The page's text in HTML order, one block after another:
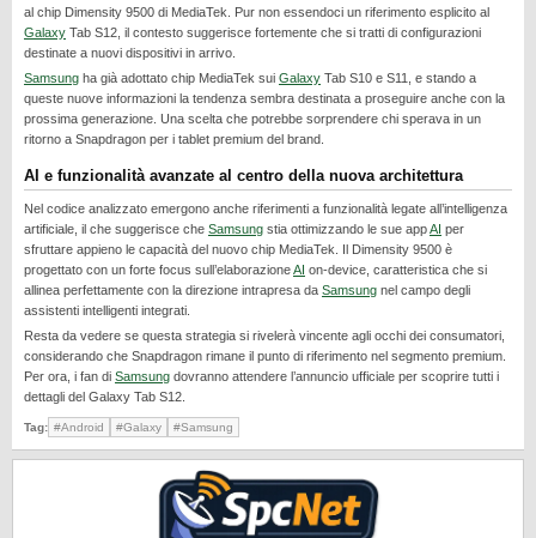
PIXEL
POCO
PRIVACY
REALME
SAMSUNG
SICUREZZA
SOFTWARE
SVILUPPARE ANDROID
XIAOMI
al chip Dimensity 9500 di MediaTek. Pur non essendoci un riferimento esplicito al
Galaxy Tab S12, il contesto suggerisce fortemente che si tratti di configurazioni
destinate a nuovi dispositivi in arrivo.
Samsung ha già adottato chip MediaTek sui Galaxy Tab S10 e S11, e stando a
queste nuove informazioni la tendenza sembra destinata a proseguire anche con la
prossima generazione. Una scelta che potrebbe sorprendere chi sperava in un
ritorno a Snapdragon per i tablet premium del brand.
AI e funzionalità avanzate al centro della nuova architettura
Nel codice analizzato emergono anche riferimenti a funzionalità legate all’intelligenza
artificiale, il che suggerisce che Samsung stia ottimizzando le sue appAI per
sfruttare appieno le capacità del nuovo chip MediaTek. Il Dimensity 9500 è
progettato con un forte focus sull’elaborazioneAI on-device, caratteristica che si
allinea perfettamente con la direzione intrapresa da Samsung nel campo degli
assistenti intelligenti integrati.
Resta da vedere se questa strategia si rivelerà vincente agli occhi dei consumatori,
considerando che Snapdragon rimane il punto di riferimento nel segmento premium.
Per ora, i fan di Samsung dovranno attendere l’annuncio ufficiale per scoprire tutti i
dettagli del Galaxy Tab S12.
Tag: #Android #Galaxy #Samsung